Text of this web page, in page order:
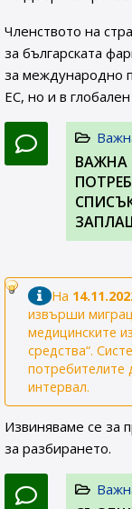
Членството на
за българската
за международно
ЕС, но и в
На
извърши
медицинските
средства“.
потребителите
интервал.
Извиняваме се за
за разбирането.